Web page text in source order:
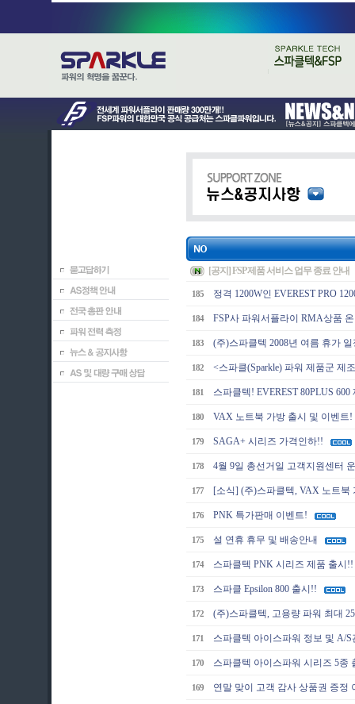
[공지] FSP 제품 서비스 업무 종료 안내
185 정격 1200W인 EVEREST PRO
184 FSP사 파워서플라이 RMA상품
183 (주)스파클텍 2008년 여름 휴가
182 <스파클(Sparkle) 파워 제품군 제
181 스파클텍! EVEREST 80PLUS 600
180 VAX 노트북 가방 출시 및 이벤트!
179 SAGA+ 시리즈 가격인하!!
178 4월 9일 총선거일 고객지원센터
177 [소식] (주)스파클텍, VAX 노트북
176 PNK 특가판매 이벤트!
175 설 연휴 휴무 및 배송안내
174 스파클텍 PNK 시리즈 제품 출시!!
173 스파클 Epsilon 800 출시!!
172 (주)스파클텍, 고용량 파워 최대
171 스파클텍 아이스파워 정보 및 A/S
170 스파클텍 아이스파워 시리즈 5종
169 연말 맞이 고객 감사 상품권 증정